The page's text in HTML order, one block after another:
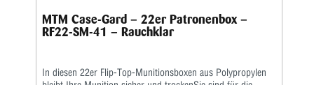
MTM Case-Gard – 22er Patronenbox –
RF22-SM-41 – Rauchklar
In diesen 22er Flip-Top-Munitionsboxen aus Polypropylen